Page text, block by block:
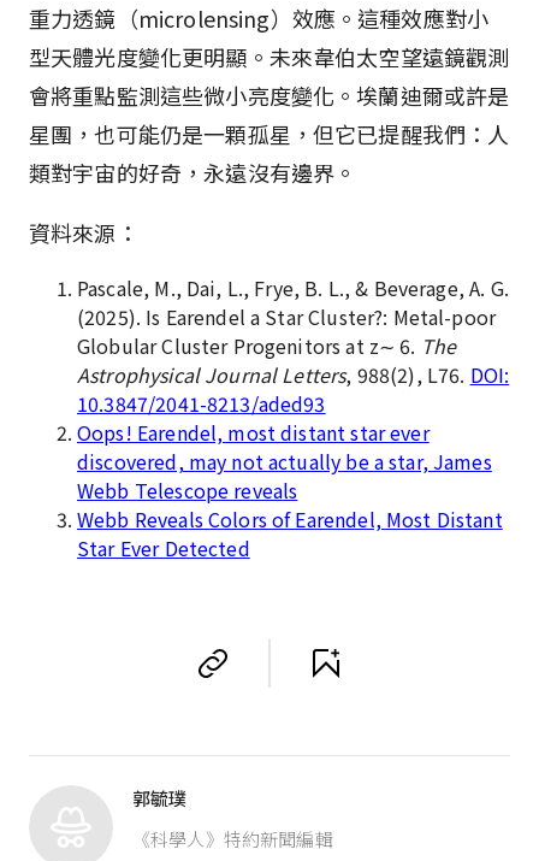
重力透鏡（microlensing）效應。這種效應對小
型天體光度變化更明顯。未來韋伯太空望遠鏡觀測
會將重點監測這些微小亮度變化。埃蘭迪爾或許是
星團，也可能仍是一顆孤星，但它已提醒我們：人
類對宇宙的好奇，永遠沒有邊界。
資料來源：
Pascale, M., Dai, L., Frye, B. L., & Beverage, A. G.
(2025). Is Earendel a Star Cluster?: Metal-poor
Globular Cluster Progenitors at z∼ 6. The
Astrophysical Journal Letters, 988(2), L76. DOI:
10.3847/2041-8213/aded93
Oops! Earendel, most distant star ever
discovered, may not actually be a star, James
Webb Telescope reveals
Webb Reveals Colors of Earendel, Most Distant
Star Ever Detected
郭毓璞
《科學人》特約新聞編輯